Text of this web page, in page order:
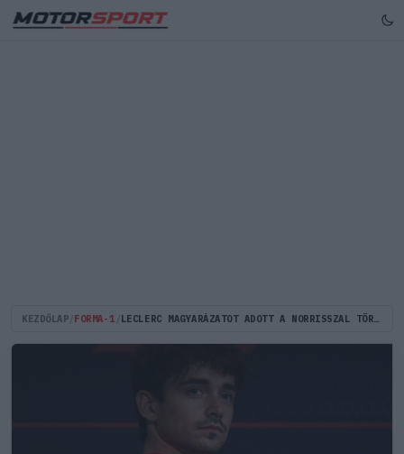
KEZDŐLAP FORMA-1 LECLERC MAGYARÁZATOT ADOTT A NORRISSZAL TÖRTÉNT BIZARR BOKSZUTCAI ÜTKÖZÉSRE